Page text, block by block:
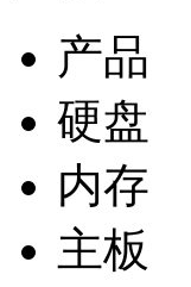
产品
硬盘
内存
主板